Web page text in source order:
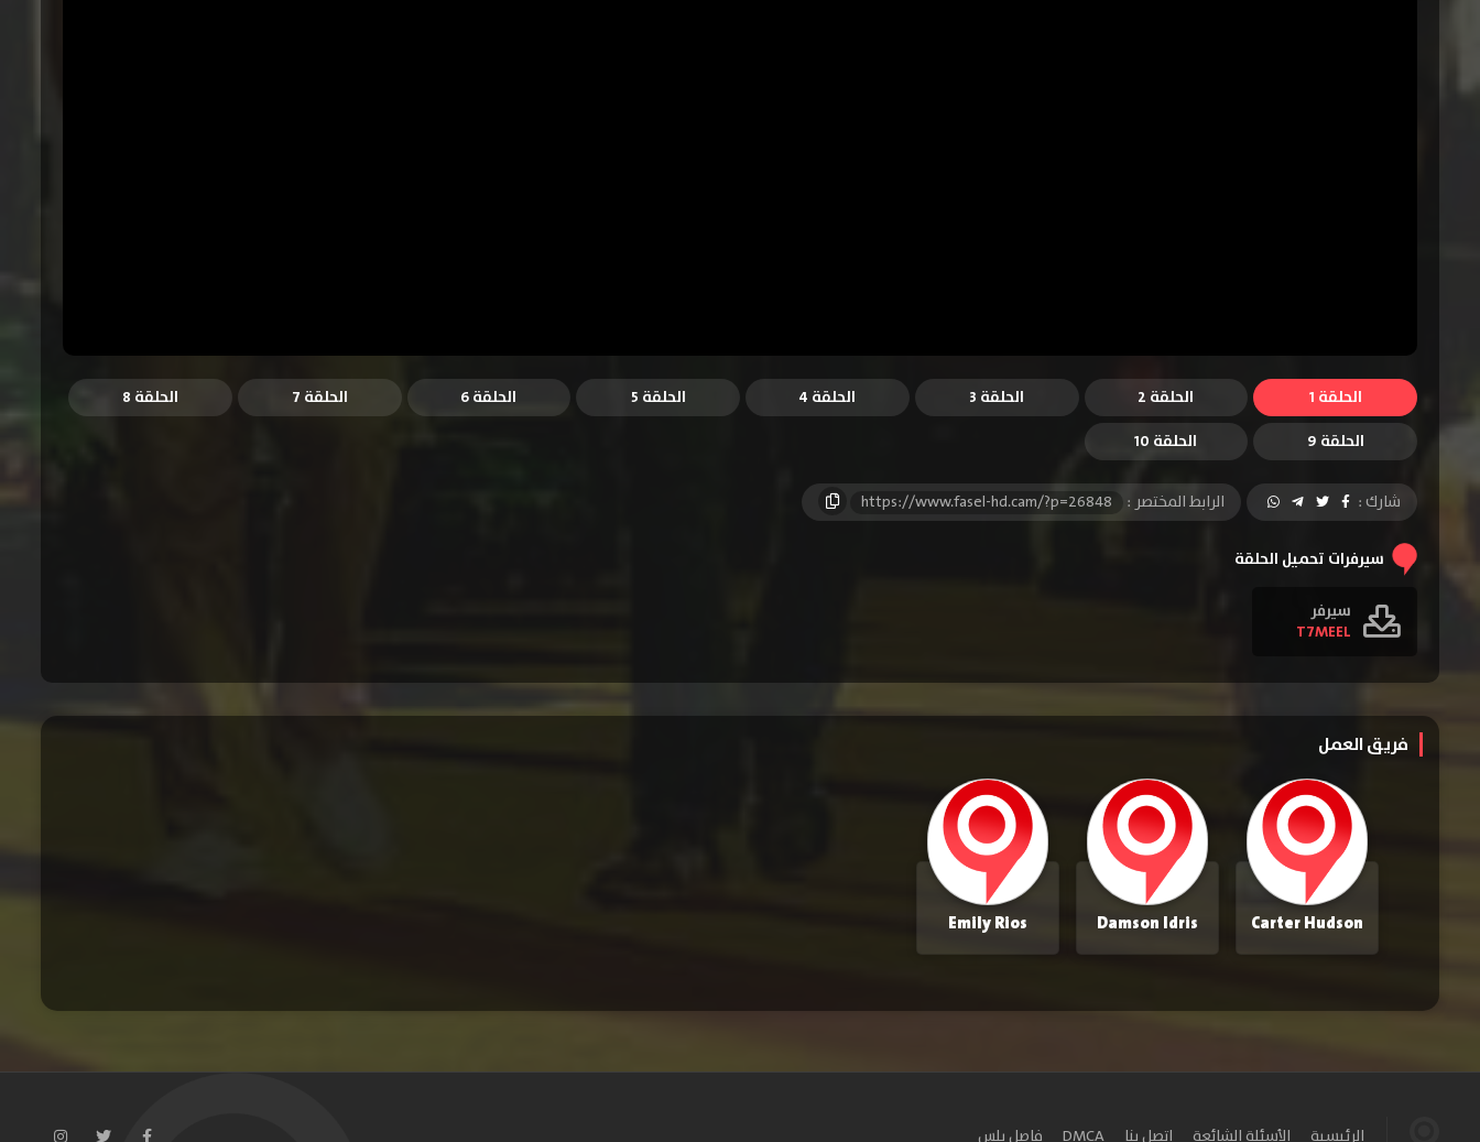
الحلقة 1 الحلقة 2 الحلقة 3 الحلقة 4 الحلقة 5 الحلقة 6 الحلقة 7
الحلقة 8
الحلقة 9
الحلقة 10
شارك : الرابط المختصر : https://www.fasel-hd.cam/?p=26848
سيرفرات تحميل الحلقة
سيرفر
T7MEEL
فريق العمل
Carter Hudson
Damson Idris
Emily Rios
الرئيسية الأسئلة الشائعة اتصل بنا DMCA فاصل بلس